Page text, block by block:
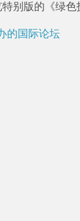
别版的《绿色
的国际论坛